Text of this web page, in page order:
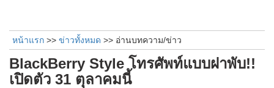
หน้าแรก >> ข่าวทั้งหมด >> อ่านบทความ/ข่าว
BlackBerry Style โทรศัพท์แบบฝาพับ!!
เปิดตัว 31 ตุลาคมนี้